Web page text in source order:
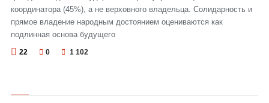
координатора (45%), а не верховного владельца. Солидарность и
прямое владение народным достоянием оцениваются как
подлинная основа будущего
22 0 1 102